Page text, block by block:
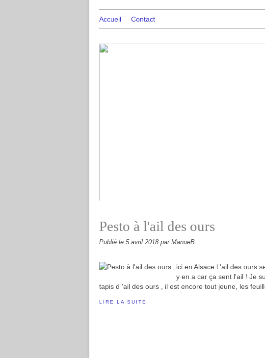
Accueil Contact
Pesto à l'ail des ours
Publié le 5 avril 2018 par ManueB
ici en Alsace l 'ail des ours
y en a car ça sent l'ail ! Je
tapis d 'ail des ours , il est encore tout jeune, les
LIRE LA SUITE